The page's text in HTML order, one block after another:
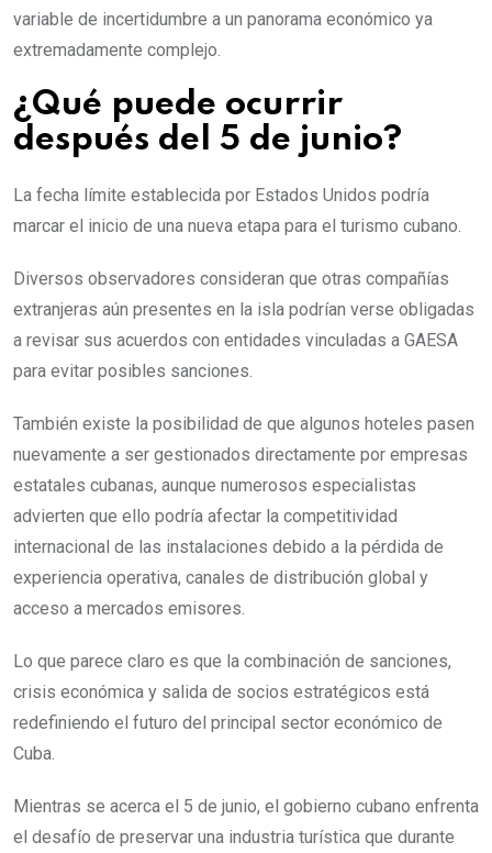
variable de incertidumbre a un panorama económico ya
extremadamente complejo.
¿Qué puede ocurrir
después del 5 de junio?
La fecha límite establecida por Estados Unidos podría
marcar el inicio de una nueva etapa para el turismo cubano.
Diversos observadores consideran que otras compañías
extranjeras aún presentes en la isla podrían verse obligadas
a revisar sus acuerdos con entidades vinculadas a GAESA
para evitar posibles sanciones.
También existe la posibilidad de que algunos hoteles pasen
nuevamente a ser gestionados directamente por empresas
estatales cubanas, aunque numerosos especialistas
advierten que ello podría afectar la competitividad
internacional de las instalaciones debido a la pérdida de
experiencia operativa, canales de distribución global y
acceso a mercados emisores.
Lo que parece claro es que la combinación de sanciones,
crisis económica y salida de socios estratégicos está
redefiniendo el futuro del principal sector económico de
Cuba.
Mientras se acerca el 5 de junio, el gobierno cubano enfrenta
el desafío de preservar una industria turística que durante